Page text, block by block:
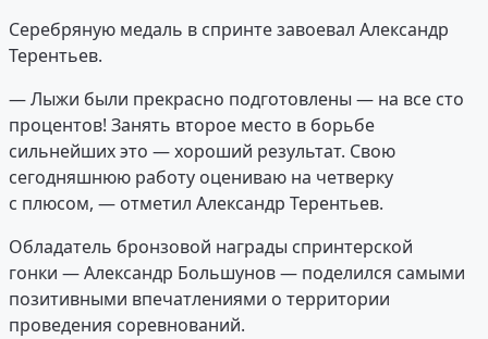
Серебряную медаль в спринте завоевал Александр
Терентьев.
— Лыжи были прекрасно подготовлены — на все сто
процентов! Занять второе место в борьбе
сильнейших это — хороший результат. Свою
сегодняшнюю работу оцениваю на четверку
с плюсом, — отметил Александр Терентьев.
Обладатель бронзовой награды спринтерской
гонки — Александр Большунов — поделился самыми
позитивными впечатлениями о территории
проведения соревнований.